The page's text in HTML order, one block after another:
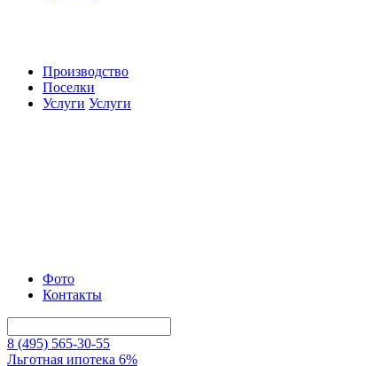
Производство
Поселки
Услуги Услуги
Фото
Контакты
8 (495) 565-30-55
Льготная ипотека 6%